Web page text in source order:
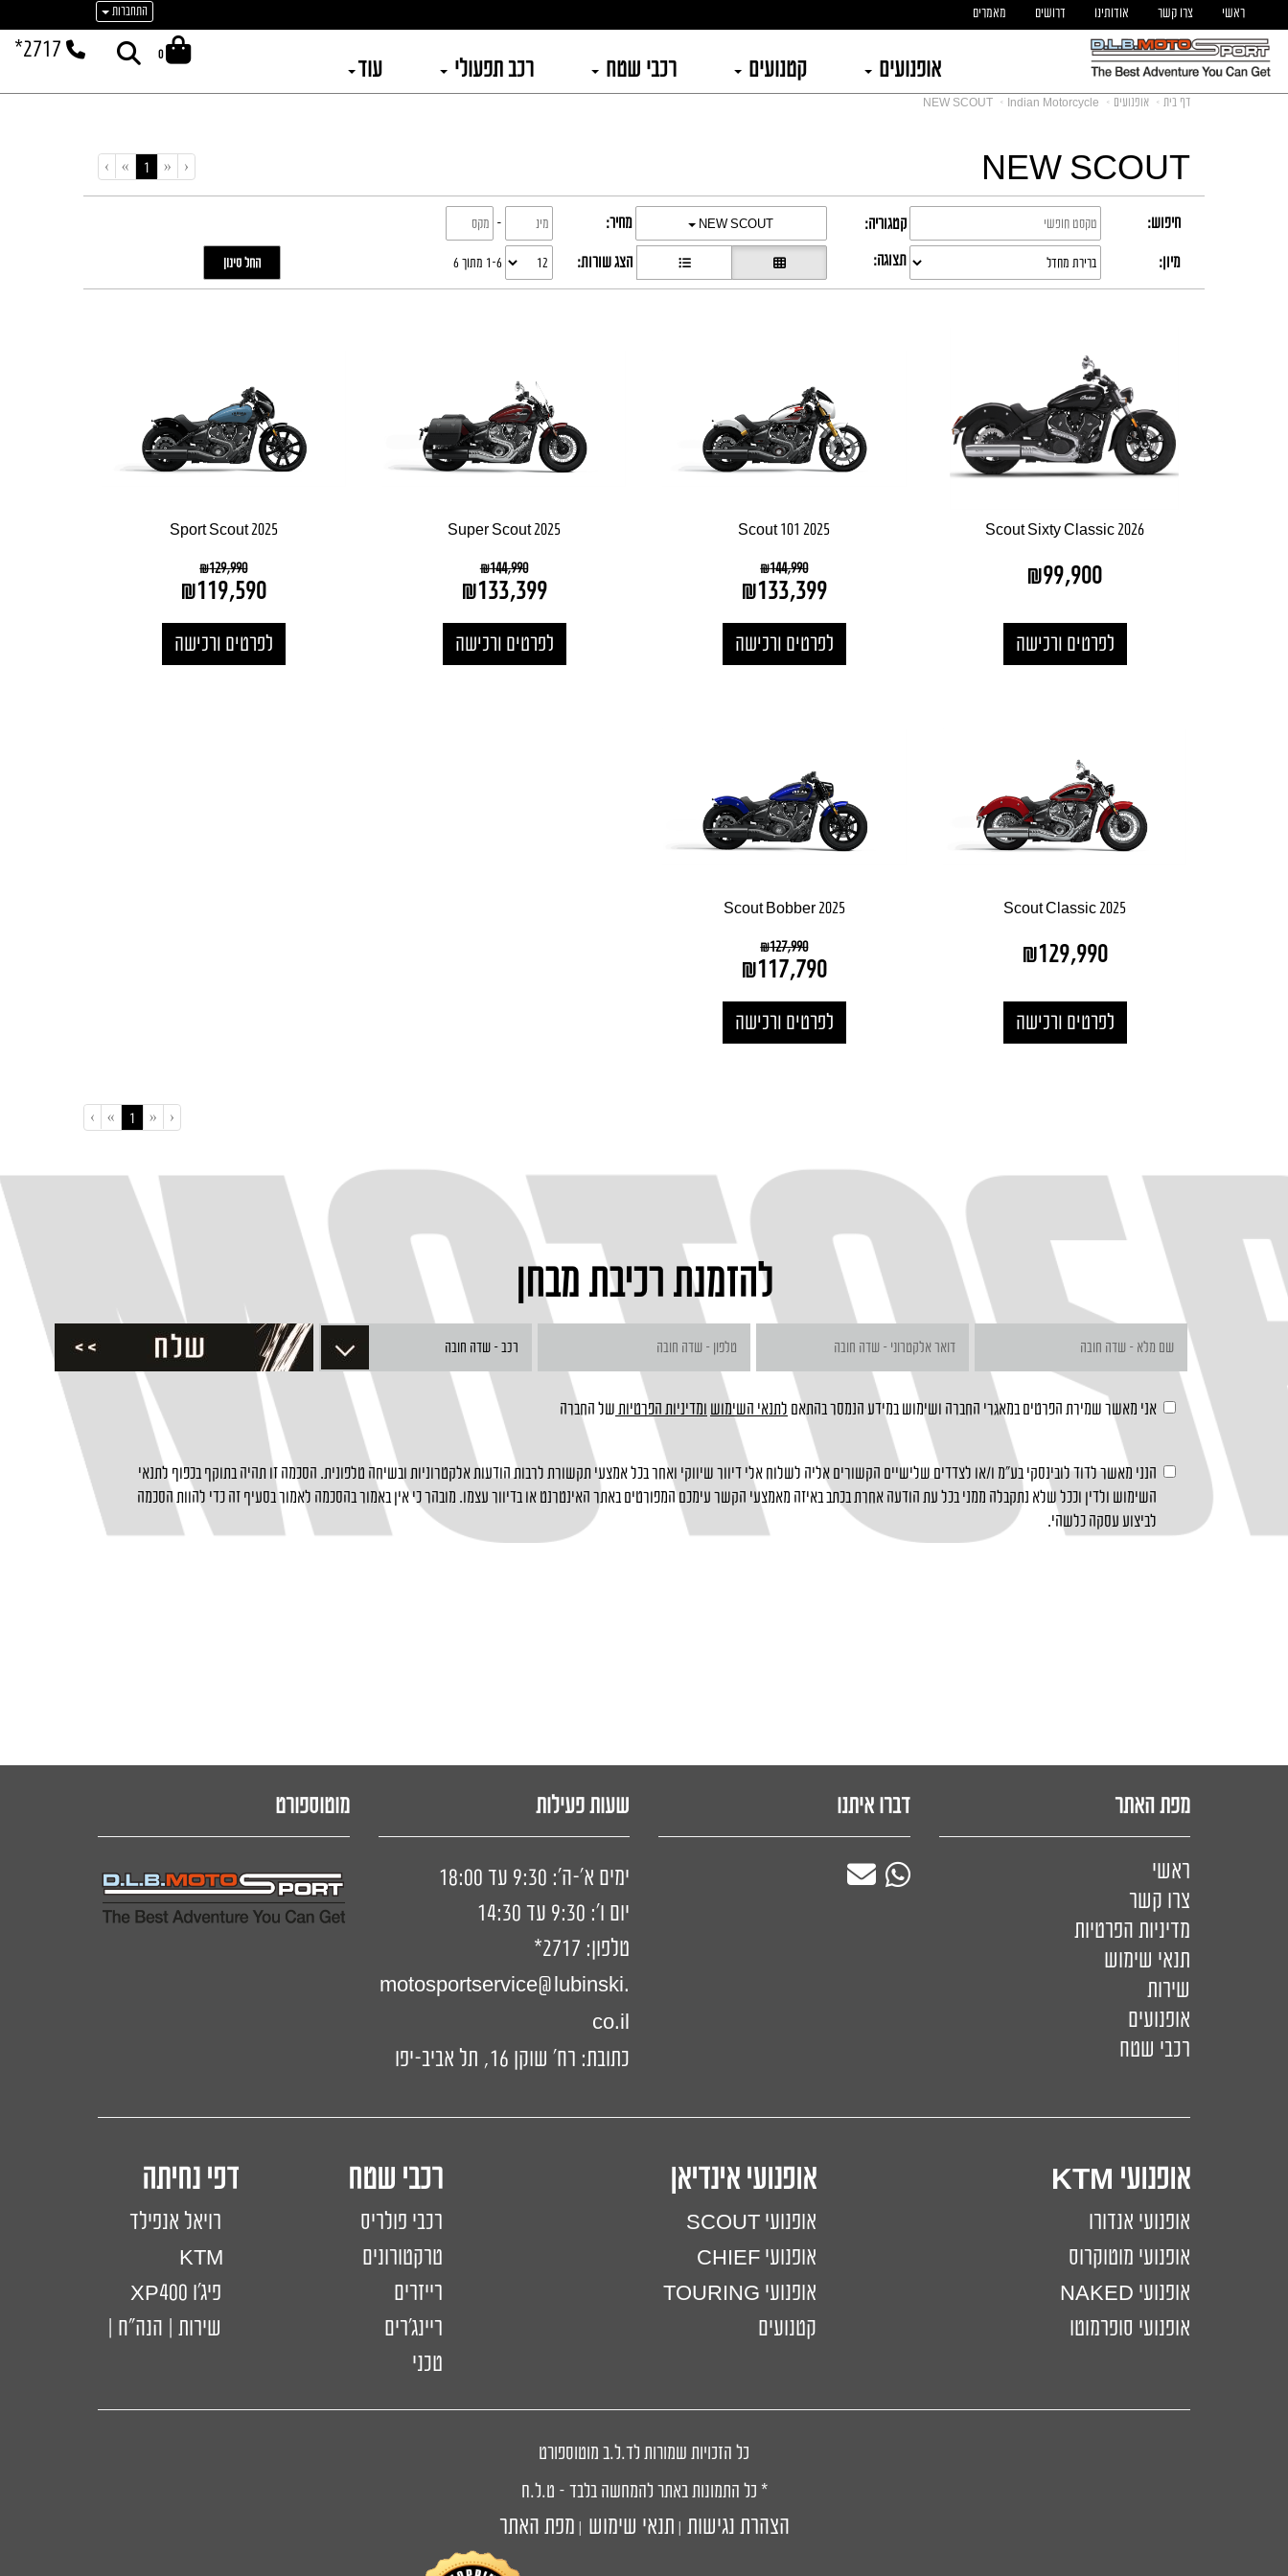
התחברות ראשי צרו קשר אודותינו דרושים מאמרים
אופנועים קטנועים רכבי שטח רכב תפעולי עוד
0
*2717
דף בית אופנועים Indian Motorcycle
NEW SCOUT
NEW SCOUT
‹
«
1
»
›
חיפוש: קטגוריה: NEW SCOUT מחיר: -
מיון: תצוגה: הצג שורות: 1-6 מתוך 6
Scout Sixty Classic 2026
₪99,900
לפרטים ורכישה
Scout 101 2025
₪144,990
₪133,399
לפרטים ורכישה
Super Scout 2025
₪144,990
₪133,399
לפרטים ורכישה
Sport Scout 2025
₪129,990
₪119,590
לפרטים ורכישה
Scout Classic 2025
₪129,990
לפרטים ורכישה
Scout Bobber 2025
₪127,990
₪117,790
לפרטים ורכישה
‹
«
1
»
›
להזמנת רכיבת מבחן
אני מאשר שמירת הפרטים במאגרי החברה ושימוש במידע הנמסר בהתאם לתנאי השימוש ומדיניות הפרטיות של החברה
הנני מאשר לדוד לובינסקי בע"מ ו/או לצדדים שלישיים הקשורים אליה לשלוח אלי דיוור שיווקי ואחר בכל אמצעי תקשורת לרבות הודעות אלקטרוניות ובשיחה טלפונית. הסכמה זו תהיה בתוקף בכפוף לתנאי
השימוש ולדין וככל שלא נתקבלה ממני בכל עת הודעה אחרת בכתב באיזה מאמצעי הקשר עימכם המפורטים באתר האינטרנט או בדיוור עצמו. מובהר כי אין באמור בהסכמה לאמור בסעיף זה כדי להוות הסכמה
לביצוע עסקה כלשהי.
מפת האתר
ראשי
צרו קשר
מדיניות הפרטיות
תנאי שימוש
שירות
אופנועים
רכבי שטח
דברו איתנו שעות פעילות
ימים א'-ה': 9:30 עד 18:00
יום ו': 9:30 עד 14:30
טלפון: 2717*
motosportservice@lubinski.
co.il
כתובת: רח' שוקן 16, תל אביב-יפו
מוטוספורט
אופנועי KTM
אופנועי אנדורו
אופנועי מוטוקרוס
אופנועי NAKED
אופנועי סופרמוטו
אופנועי אינדיאן
אופנועי SCOUT
אופנועי CHIEF
אופנועי TOURING
קטנועים
רכבי שטח דפי נחיתה
רכבי פולריס
רויאל אנפילד
טרקטורונים
רייזרים
פיג'ו XP400
ריינג'רים
שירות | הנה"ח |
טכני
כל הזכויות שמורות לד.ל.ב מוטוספורט
* כל התמונות באתר להמחשה בלבד – ט.ל.ח
הצהרת נגישות תנאי שימוש מפת האתר